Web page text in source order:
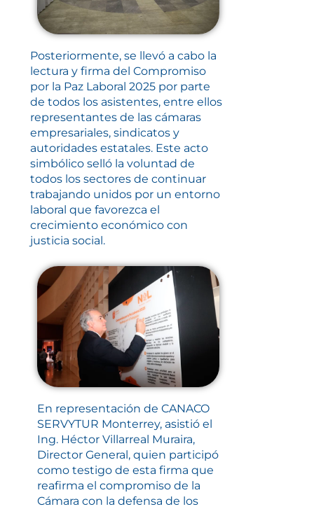
Posteriormente, se llevó a cabo la
lectura y firma del Compromiso
por la Paz Laboral 2025 por parte
de todos los asistentes, entre ellos
representantes de las cámaras
empresariales, sindicatos y
autoridades estatales. Este acto
simbólico selló la voluntad de
todos los sectores de continuar
trabajando unidos por un entorno
laboral que favorezca el
crecimiento económico con
justicia social.
En representación de CANACO
SERVYTUR Monterrey, asistió el
Ing. Héctor Villarreal Muraira,
Director General, quien participó
como testigo de esta firma que
reafirma el compromiso de la
Cámara con la defensa de los